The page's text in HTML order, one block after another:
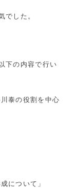
でした。
下の内容で行い
泰の役割を中心
について」